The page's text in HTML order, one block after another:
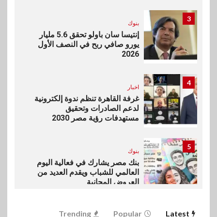
3
بنوك
إنتيسا سان باولو تحقق 5.6 مليار
يورو صافي ربح في النصف الأول
2026
4
اخبار
غرفة القاهرة تنظم ندوة إلكترونية
لدعم الصادرات وتحقيق
مستهدفات رؤية مصر 2030
5
بنوك
بنك مصر يشارك في فعالية اليوم
العالمي للشباب ويقدم العديد من
العروض المجانية
6
بنوك Latest
Popular
Trending